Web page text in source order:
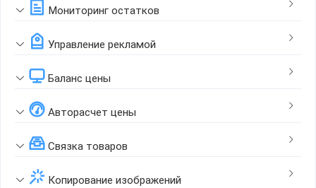
Мониторинг остатков
Управление рекламой
Баланс цены
Авторасчет цены
Связка товаров
Копирование изображений